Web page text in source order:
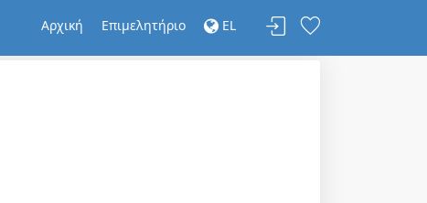
Αρχική Επιμελητήριο EL